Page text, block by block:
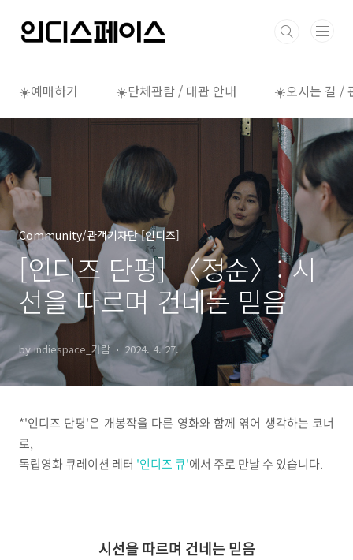
☀️예매하기 ☀️단체관람 / 대관 안내 ☀️오시는 길 /
Community/관객기자단 [인디즈]
[인디즈 단평] 〈정순〉: 시
선을 따르며 건네는 믿음
by indiespace_가람 2024. 4. 27.
*'인디즈 단평'은 개봉작을 다른 영화와 함께 엮어 생각하는 코너
로,
독립영화 큐레이션 레터 '인디즈 큐'에서 주로 만날 수 있습니다.
시선을 따르며 건네는 믿음